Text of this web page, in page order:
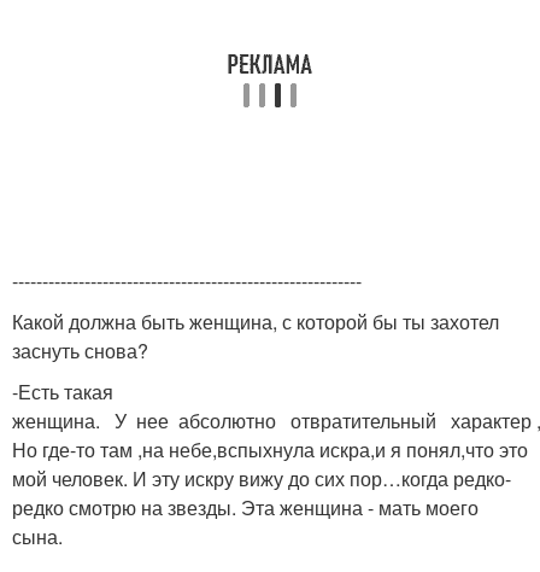
----------------------------------------------------------
Какой должна быть женщина, с которой бы ты захотел
заснуть снова?
-Есть такая
женщина. У нее абсолютно отвратительный характер
Но где-то там ,на небе,вспыхнула искра,и я понял,что это
мой человек. И эту искру вижу до сих пор…когда редко-
редко смотрю на звезды. Эта женщина - мать моего
сына.